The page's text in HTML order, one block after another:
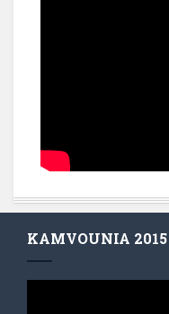
KAMVOUNIA 2015